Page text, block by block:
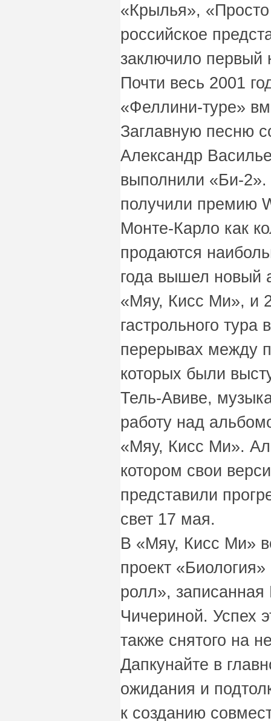
«Крылья»,
российское
заключило первый
Почти весь 2001
«Феллини-туре»
Заглавную песню
Александр
выполнили «Би-
получили премию
Монте-Карло как
продаются
года вышел новый
«Мяу, Кисс Ми», и
гастрольного тура
перерывах между
которых были
Тель-Авиве,
работу над
«Мяу, Кисс Ми».
котором свои
представили
свет 17 мая.
В «Мяу, Кисс Ми»
проект
ролл»,
Чичериной. Успех
также снятого на
Дапкунайте в
ожидания и
к созданию